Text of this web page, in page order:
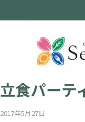
SEASONブログ
立食パーテ
2017年5月27日